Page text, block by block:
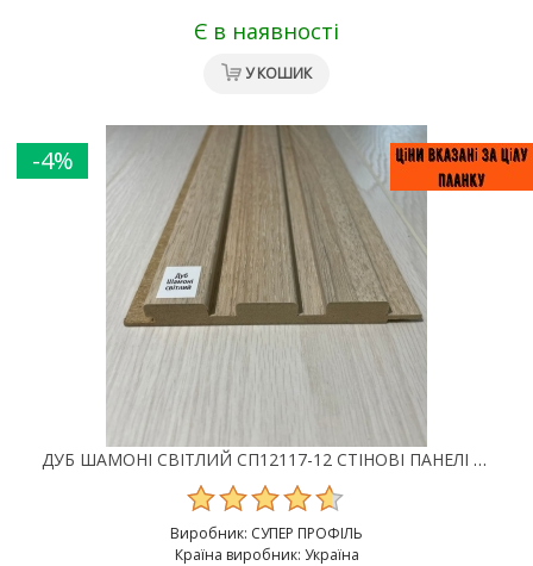
Є в наявності
У КОШИК
ДУБ ШАМОНІ СВІТЛИЙ СП12117-12 СТІНОВІ ПАНЕЛІ МДФ SUPER PROFIL
Виробник: СУПЕР ПРОФІЛЬ
Країна виробник: Україна
-4%